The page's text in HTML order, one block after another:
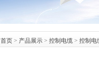
首页 > 产品展示 > 控制电缆 > 控制电